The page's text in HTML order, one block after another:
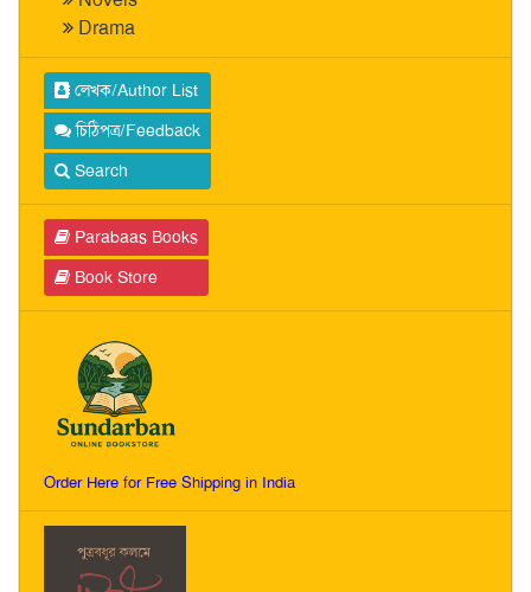
Drama
লেখক/Author List
চিঠিপত্র/Feedback
Search
Parabaas Books
Book Store
Order Here for Free Shipping in India